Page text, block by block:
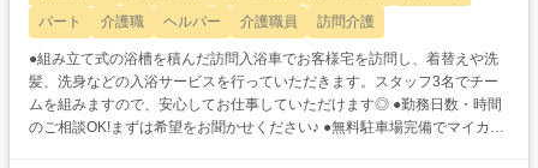
パート
介護職 ヘルパー 介護職員 訪問介護
●組み立て式の浴槽を積んだ訪問入浴車でお客様宅を訪問し、着替えや洗
髪、洗身などの入浴サービスを行っていただきます。スタッフ3名でチー
ムを組みますので、安心してお仕事していただけます◎ ●勤務日数・時間
のご相談OK!まずは希望をお聞かせください♪ ●無料駐車場完備でマイカー